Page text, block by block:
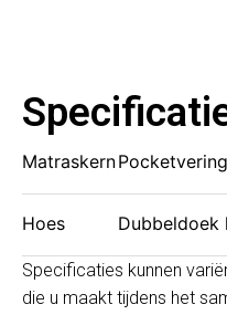
Matraskern
Hoes Dubbeldoek
Specificaties kunnen
die u maakt tijdens het